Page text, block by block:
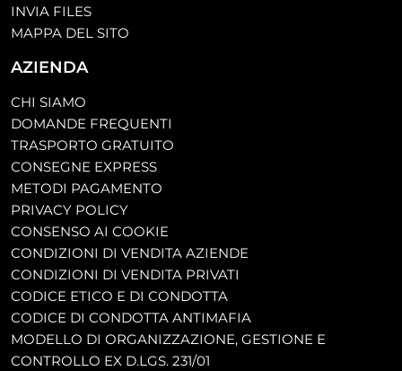
INVIA FILES
MAPPA DEL SITO
AZIENDA
CHI SIAMO
DOMANDE FREQUENTI
TRASPORTO GRATUITO
CONSEGNE EXPRESS
METODI PAGAMENTO
PRIVACY POLICY
CONSENSO AI COOKIE
CONDIZIONI DI VENDITA AZIENDE
CONDIZIONI DI VENDITA PRIVATI
CODICE ETICO E DI CONDOTTA
CODICE DI CONDOTTA ANTIMAFIA
MODELLO DI ORGANIZZAZIONE, GESTIONE E
CONTROLLO EX D.LGS. 231/01